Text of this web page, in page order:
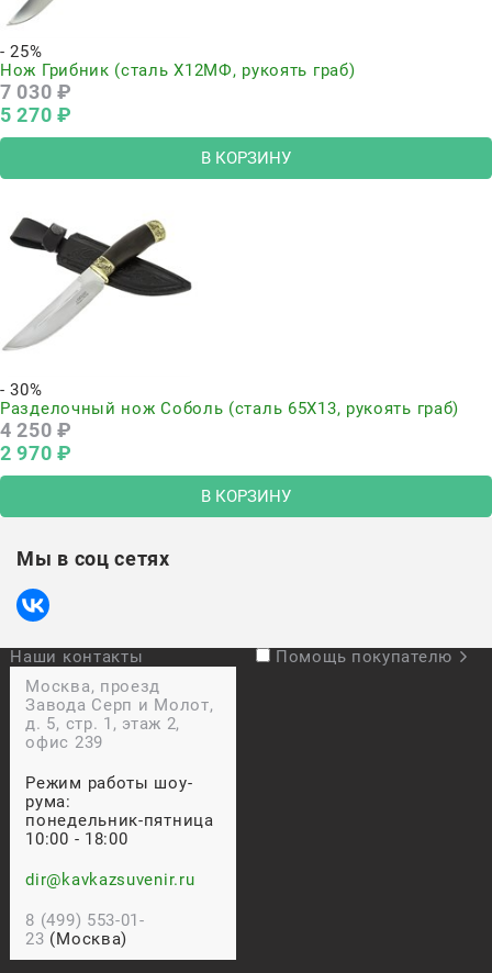
- 25%
Нож Грибник (сталь Х12МФ, рукоять граб)
7 030 ₽
5 270 ₽
В КОРЗИНУ
- 30%
Разделочный нож Соболь (сталь 65Х13, рукоять граб)
4 250 ₽
2 970 ₽
В КОРЗИНУ
Мы в соц сетях
Наши контакты
Москва, проезд
Завода Серп и Молот,
д. 5, стр. 1, этаж 2,
офис 239
Режим работы шоу-
рума:
понедельник-пятница
10:00 - 18:00
dir@kavkazsuvenir.ru
8 (499) 553-01-
23 (Москва)
Помощь покупателю